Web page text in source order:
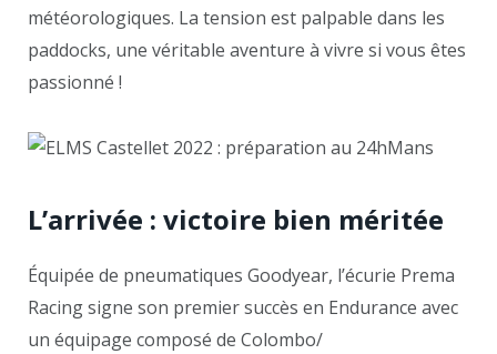
météorologiques. La tension est palpable dans les
paddocks, une véritable aventure à vivre si vous êtes
passionné !
L’arrivée : victoire bien méritée
Équipée de pneumatiques Goodyear, l’écurie Prema
Racing signe son premier succès en Endurance avec
un équipage composé de Colombo/